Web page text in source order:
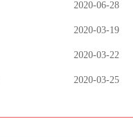
2020-06-28
2020-03-19
2020-03-22
2020-03-25